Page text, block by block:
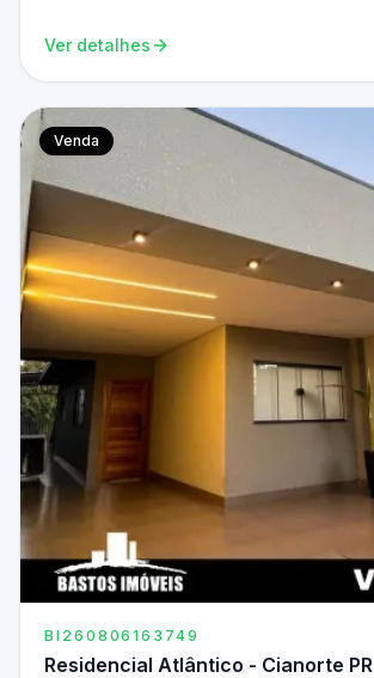
Ver detalhes
Venda
BI260806163749
Residencial Atlântico - Cianorte PR